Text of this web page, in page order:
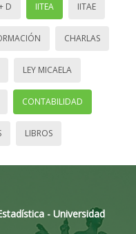
D IITEA IITAE
CHARLAS
LEY MICAELA
CONTABILIDAD
LIBROS
- Universidad